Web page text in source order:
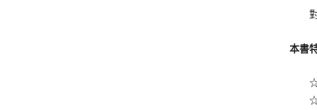
對
本書
☆
☆ 搭